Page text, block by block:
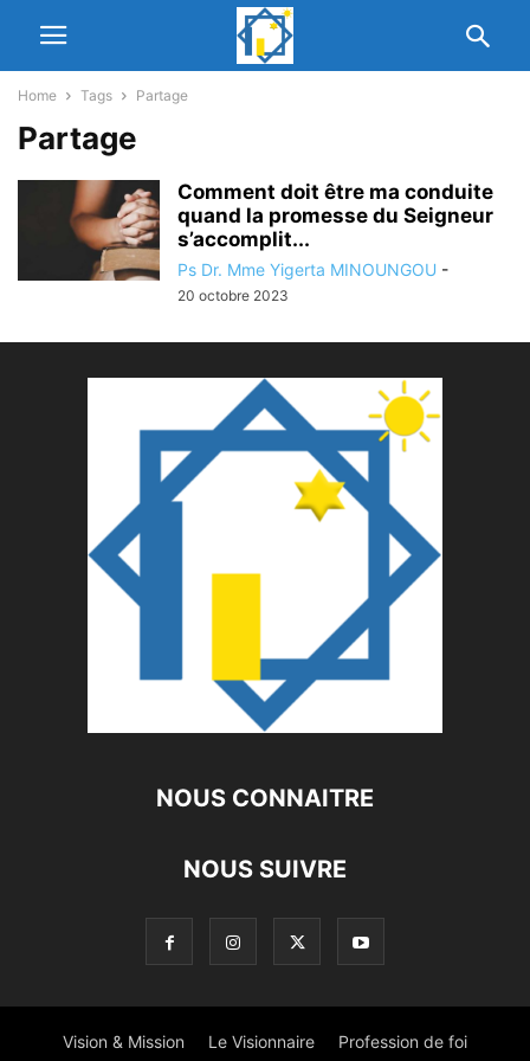
Home Tags Partage
Partage
Comment doit être ma conduite
quand la promesse du Seigneur
s’accomplit...
Ps Dr. Mme Yigerta MINOUNGOU -
20 octobre 2023
NOUS CONNAITRE
NOUS SUIVRE
Vision & Mission Le Visionnaire Profession de foi